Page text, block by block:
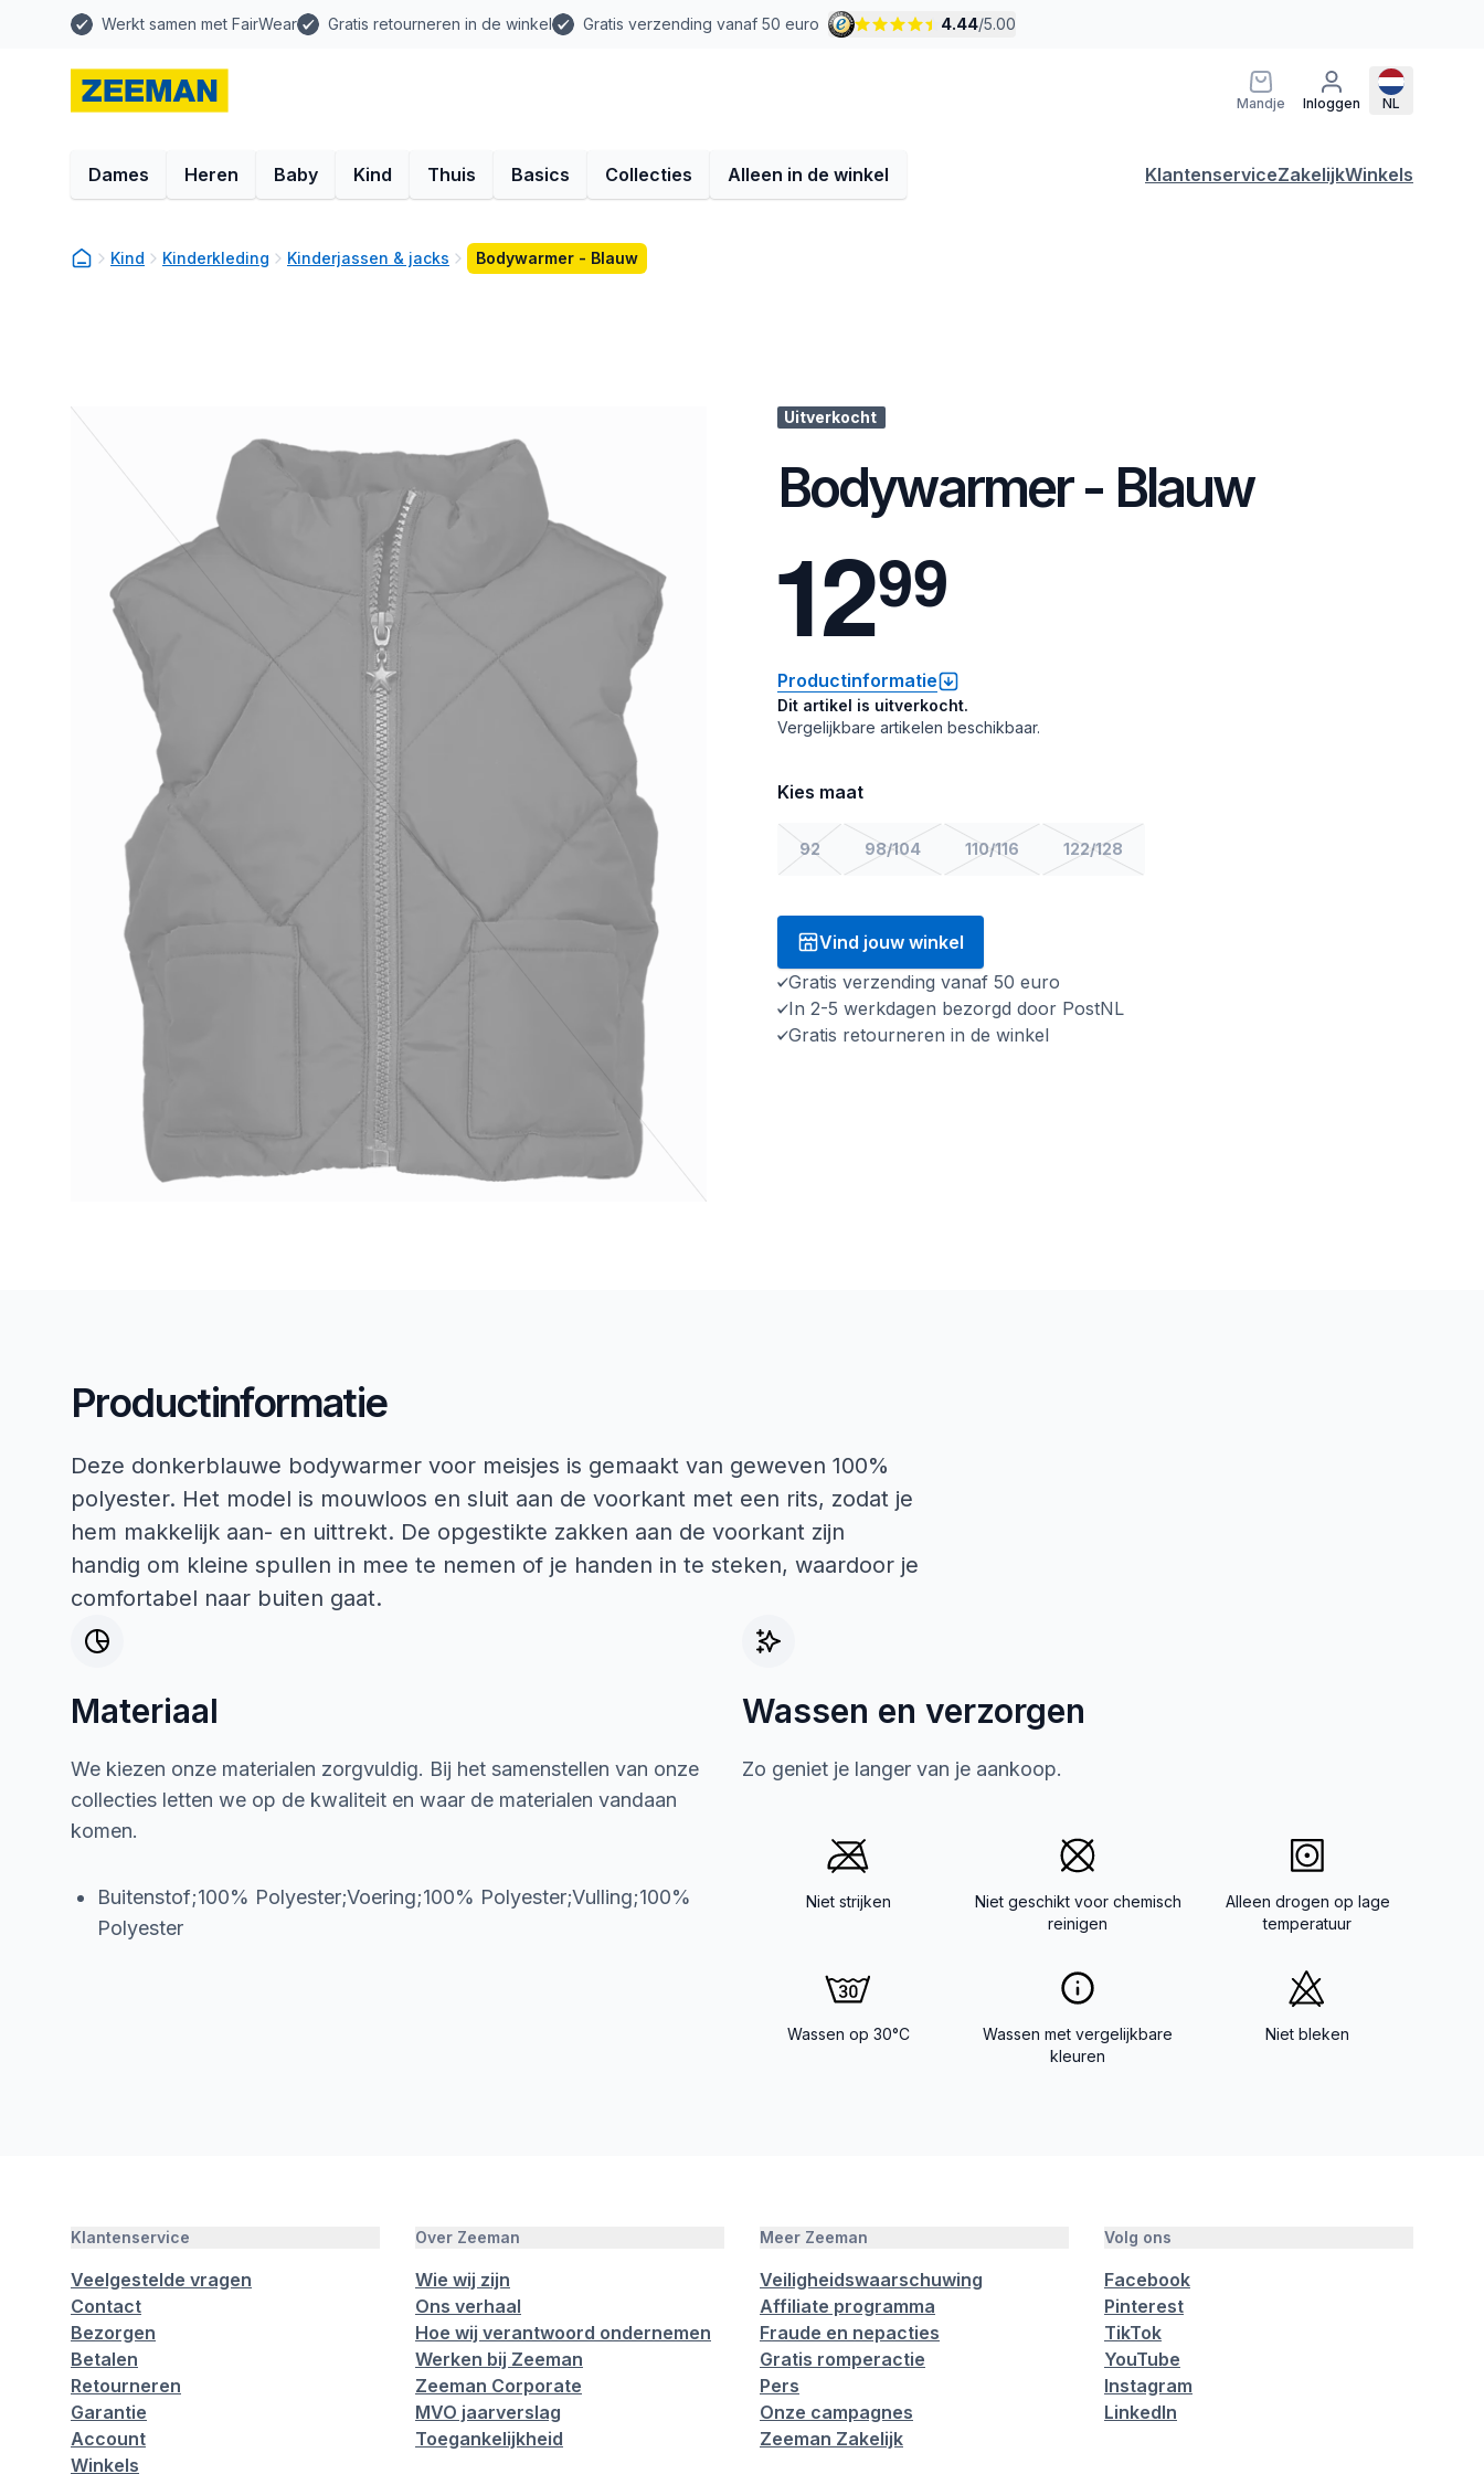
Werkt samen met FairWear Gratis retourneren in de winkel Gratis verzending vanaf 50 euro 4.44/5.00
Mandje Inloggen NL
Dames Heren Baby Kind Thuis Basics Collecties Alleen in de winkel KlantenserviceZakelijkWinkels
Kind Kinderkleding Kinderjassen & jacks Bodywarmer - Blauw
Uitverkocht
Bodywarmer - Blauw
1299
Productinformatie
Dit artikel is uitverkocht.
Vergelijkbare artikelen beschikbaar.
Kies maat
92 98/104 110/116 122/128
Vind jouw winkel
Gratis verzending vanaf 50 euro
In 2-5 werkdagen bezorgd door PostNL
Gratis retourneren in de winkel
Productinformatie
Deze donkerblauwe bodywarmer voor meisjes is gemaakt van geweven 100%
polyester. Het model is mouwloos en sluit aan de voorkant met een rits, zodat je
hem makkelijk aan- en uittrekt. De opgestikte zakken aan de voorkant zijn
handig om kleine spullen in mee te nemen of je handen in te steken, waardoor je
comfortabel naar buiten gaat.
Materiaal
We kiezen onze materialen zorgvuldig. Bij het samenstellen van onze
collecties letten we op de kwaliteit en waar de materialen vandaan
komen.
Buitenstof;100% Polyester;Voering;100% Polyester;Vulling;100%
Polyester
Wassen en verzorgen
Zo geniet je langer van je aankoop.
Niet strijken
Niet geschikt voor chemisch
reinigen
Alleen drogen op lage
temperatuur
Wassen op 30°C
Wassen met vergelijkbare
kleuren
Niet bleken
Klantenservice
Veelgestelde vragen
Contact
Bezorgen
Betalen
Retourneren
Garantie
Account
Winkels
Over Zeeman
Wie wij zijn
Ons verhaal
Hoe wij verantwoord ondernemen
Werken bij Zeeman
Zeeman Corporate
MVO jaarverslag
Toegankelijkheid
Meer Zeeman
Veiligheidswaarschuwing
Affiliate programma
Fraude en nepacties
Gratis romperactie
Pers
Onze campagnes
Zeeman Zakelijk
Volg ons
Facebook
Pinterest
TikTok
YouTube
Instagram
LinkedIn